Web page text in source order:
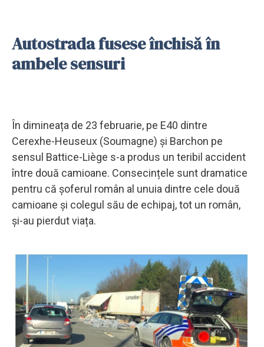
Autostrada fusese închisă în
ambele sensuri
În dimineața de 23 februarie, pe E40 dintre
Cerexhe-Heuseux (Soumagne) și Barchon pe
sensul Battice-Liège s-a produs un teribil accident
între două camioane. Consecințele sunt dramatice
pentru că șoferul român al unuia dintre cele două
camioane și colegul său de echipaj, tot un român,
și-au pierdut viața.